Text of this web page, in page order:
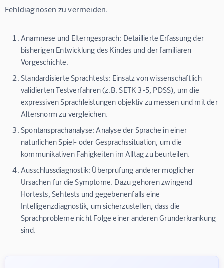
Fehldiagnosen zu vermeiden.
Anamnese und Elterngespräch: Detaillierte Erfassung der
bisherigen Entwicklung des Kindes und der familiären
Vorgeschichte.
Standardisierte Sprachtests: Einsatz von wissenschaftlich
validierten Testverfahren (z.B. SETK 3-5, PDSS), um die
expressiven Sprachleistungen objektiv zu messen und mit der
Altersnorm zu vergleichen.
Spontansprachanalyse: Analyse der Sprache in einer
natürlichen Spiel- oder Gesprächssituation, um die
kommunikativen Fähigkeiten im Alltag zu beurteilen.
Ausschlussdiagnostik: Überprüfung anderer möglicher
Ursachen für die Symptome. Dazu gehören zwingend
Hörtests, Sehtests und gegebenenfalls eine
Intelligenzdiagnostik, um sicherzustellen, dass die
Sprachprobleme nicht Folge einer anderen Grunderkrankung
sind.